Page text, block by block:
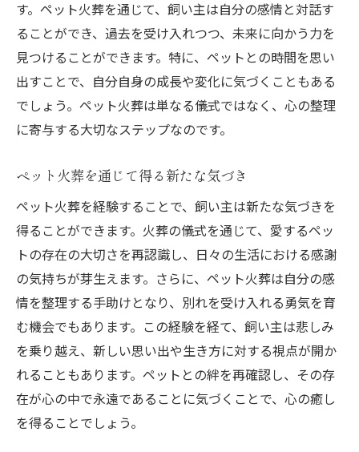
す。ペット火葬を通じて、飼い主は自分の感情と対話す
ることができ、過去を受け入れつつ、未来に向かう力を
見つけることができます。特に、ペットとの時間を思い
出すことで、自分自身の成長や変化に気づくこともある
でしょう。ペット火葬は単なる儀式ではなく、心の整理
に寄与する大切なステップなのです。
ペット火葬を通じて得る新たな気づき
ペット火葬を経験することで、飼い主は新たな気づきを
得ることができます。火葬の儀式を通じて、愛するペッ
トの存在の大切さを再認識し、日々の生活における感謝
の気持ちが芽生えます。さらに、ペット火葬は自分の感
情を整理する手助けとなり、別れを受け入れる勇気を育
む機会でもあります。この経験を経て、飼い主は悲しみ
を乗り越え、新しい思い出や生き方に対する視点が開か
れることもあります。ペットとの絆を再確認し、その存
在が心の中で永遠であることに気づくことで、心の癒し
を得ることでしょう。